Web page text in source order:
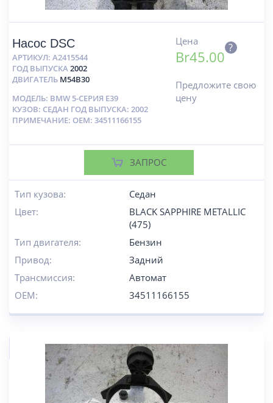
Насос DSC
АРТИКУЛ: A2415544
ГОД ВЫПУСКА2002
ДВИГАТЕЛЬ M54B30
МОДЕЛЬ: BMW 5-СЕРИЯ E39
КУЗОВ: СЕДАН ГОД ВЫПУСКА: 2002
ПРИМЕЧАНИЕ: OEM: 34511166155
Цена
Br45.00
?
Предложите свою
цену
ЗАПРОС
Тип кузова:
Седан
Цвет:
BLACK SAPPHIRE METALLIC
(475)
Тип двигателя:
Бензин
Привод:
Задний
Трансмиссия:
Автомат
OEM:
34511166155